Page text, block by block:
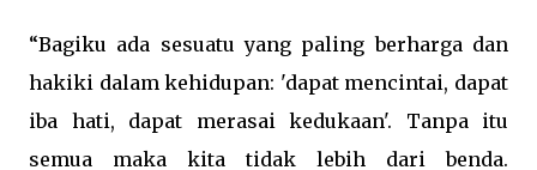
“Bagiku ada sesuatu yang paling berharga dan
hakiki dalam kehidupan: 'dapat mencintai, dapat
iba hati, dapat merasai kedukaan'. Tanpa itu
semua maka kita tidak lebih dari benda.